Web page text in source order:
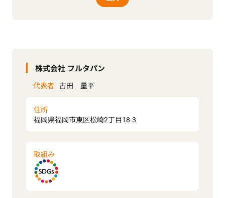
株式会社 フルタパン
代表者 古田 量平
住所
福岡県福岡市東区松崎2丁目18-3
取組み